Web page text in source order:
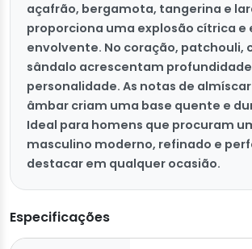
açafrão, bergamota, tangerina e
proporciona uma explosão cítrica e
envolvente. No coração, patchouli,
sândalo acrescentam
personalidade. As notas de
âmbar criam uma base quente e
Ideal para homens que procuram
masculino moderno, refinado e
destacar em qualquer ocasião.
Especificações